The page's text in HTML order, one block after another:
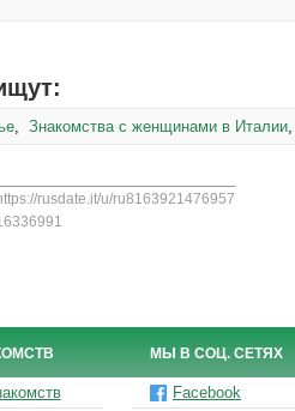
, Знакомства с женщинами в Италии,
rusdate.it/u/ru8163921476957
МЫ В СОЦ. СЕТЯХ
Facebook